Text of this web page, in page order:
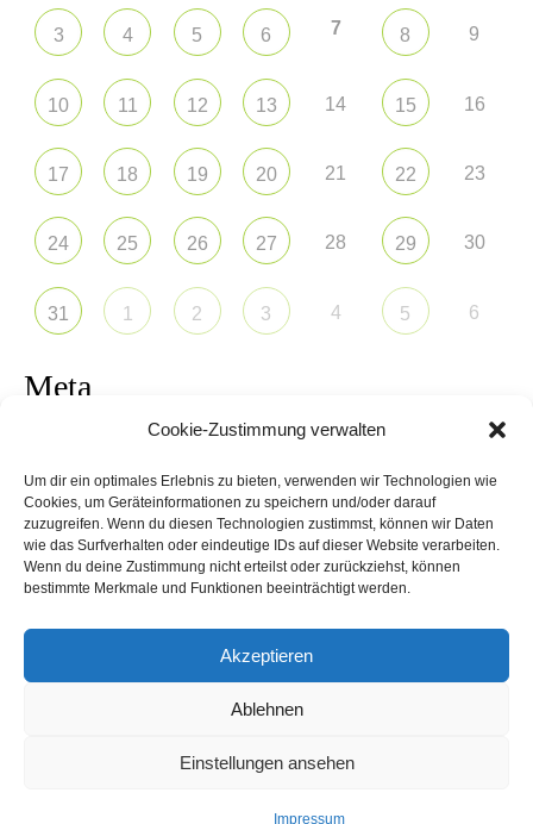
Cookie-Zustimmung verwalten
Um dir ein optimales Erlebnis zu bieten, verwenden wir Technologien wie
Cookies, um Geräteinformationen zu speichern und/oder darauf
zuzugreifen. Wenn du diesen Technologien zustimmst, können wir Daten
wie das Surfverhalten oder eindeutige IDs auf dieser Website verarbeiten.
Wenn du deine Zustimmung nicht erteilst oder zurückziehst, können
bestimmte Merkmale und Funktionen beeinträchtigt werden.
Akzeptieren
Ablehnen
Einstellungen ansehen
Impressum
3 4 5 6 7 8 9
10 11 12 13 14 15 16
17 18 19 20 21 22 23
24 25 26 27 28 29 30
31 1 2 3 4 5 6
Meta
Eintrags-Feed
Kommentar-Feed
WordPress.org
Schwitzkasten Speyer - Theme by Grace Themes